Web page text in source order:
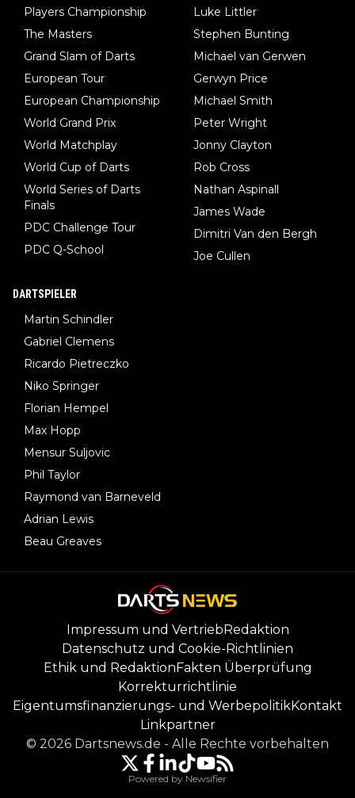
Players Championship
The Masters
Grand Slam of Darts
European Tour
European Championship
World Grand Prix
World Matchplay
World Cup of Darts
World Series of Darts
Finals
PDC Challenge Tour
PDC Q-School
Luke Littler
Stephen Bunting
Michael van Gerwen
Gerwyn Price
Michael Smith
Peter Wright
Jonny Clayton
Rob Cross
Nathan Aspinall
James Wade
Dimitri Van den Bergh
Joe Cullen
DARTSPIELER
Martin Schindler
Gabriel Clemens
Ricardo Pietreczko
Niko Springer
Florian Hempel
Max Hopp
Mensur Suljovic
Phil Taylor
Raymond van Barneveld
Adrian Lewis
Beau Greaves
Impressum und Vertrieb Redaktion
Datenschutz und Cookie-Richtlinien
Ethik und Redaktion Fakten Überprüfung
Korrekturrichtlinie
Eigentumsfinanzierungs- und WerbepolitikKontakt
Linkpartner
© 2026 Dartsnews.de - Alle Rechte vorbehalten
Powered by Newsifier